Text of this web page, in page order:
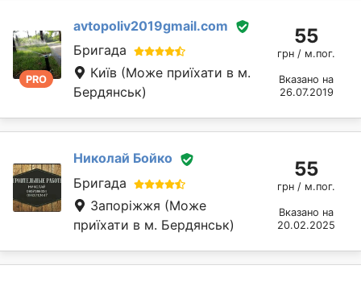
PRO
avtopoliv2019gmail.com
Бригада
Київ (Може приїхати в м.
Бердянськ)
55
грн / м.пог.
Вказано на
26.07.2019
Николай Бойко
Бригада
Запоріжжя (Може
приїхати в м. Бердянськ)
55
грн / м.пог.
Вказано на
20.02.2025